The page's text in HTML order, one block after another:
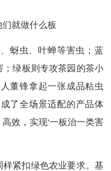
就做什么板
蚜虫、叶蝉等害虫；蓝
绿板则专攻茶园的茶小
董锋拿起一张成品粘虫
了全场景适配的产品体
效，实现‘一板治一类害
紧扣绿色农业要求。基